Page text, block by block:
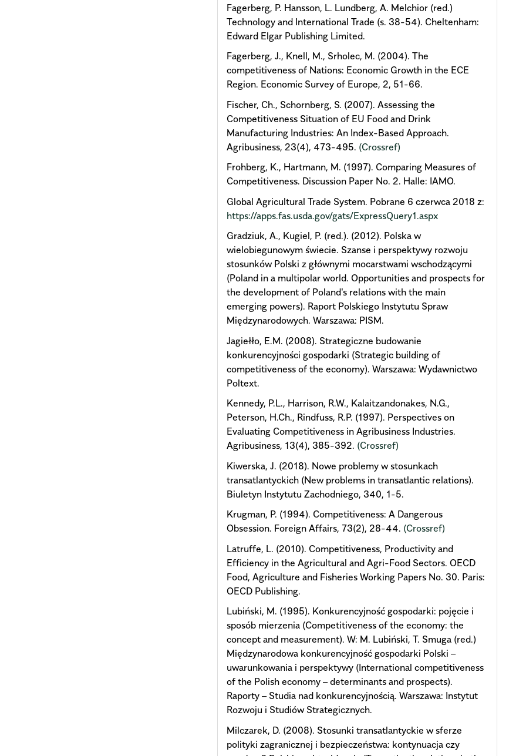
Fagerberg, P. Hansson, L. Lundberg, A. Melchior (red.)
Technology and International Trade (s. 38-54). Cheltenham:
Edward Elgar Publishing Limited.
Fagerberg, J., Knell, M., Srholec, M. (2004). The
competitiveness of Nations: Economic Growth in the ECE
Region. Economic Survey of Europe, 2, 51-66.
Fischer, Ch., Schornberg, S. (2007). Assessing the
Competitiveness Situation of EU Food and Drink
Manufacturing Industries: An Index-Based Approach.
Agribusiness, 23(4), 473-495. (Crossref)
Frohberg, K., Hartmann, M. (1997). Comparing Measures of
Competitiveness. Discussion Paper No. 2. Halle: IAMO.
Global Agricultural Trade System. Pobrane 6 czerwca 2018 z:
https://apps.fas.usda.gov/gats/ExpressQuery1.aspx
Gradziuk, A., Kugiel, P. (red.). (2012). Polska w
wielobiegunowym świecie. Szanse i perspektywy rozwoju
stosunków Polski z głównymi mocarstwami wschodzącymi
(Poland in a multipolar world. Opportunities and prospects for
the development of Poland's relations with the main
emerging powers). Raport Polskiego Instytutu Spraw
Międzynarodowych. Warszawa: PISM.
Jagiełło, E.M. (2008). Strategiczne budowanie
konkurencyjności gospodarki (Strategic building of
competitiveness of the economy). Warszawa: Wydawnictwo
Poltext.
Kennedy, P.L., Harrison, R.W., Kalaitzandonakes, N.G.,
Peterson, H.Ch., Rindfuss, R.P. (1997). Perspectives on
Evaluating Competitiveness in Agribusiness Industries.
Agribusiness, 13(4), 385-392. (Crossref)
Kiwerska, J. (2018). Nowe problemy w stosunkach
transatlantyckich (New problems in transatlantic relations).
Biuletyn Instytutu Zachodniego, 340, 1-5.
Krugman, P. (1994). Competitiveness: A Dangerous
Obsession. Foreign Affairs, 73(2), 28-44. (Crossref)
Latruffe, L. (2010). Competitiveness, Productivity and
Efficiency in the Agricultural and Agri-Food Sectors. OECD
Food, Agriculture and Fisheries Working Papers No. 30. Paris:
OECD Publishing.
Lubiński, M. (1995). Konkurencyjność gospodarki: pojęcie i
sposób mierzenia (Competitiveness of the economy: the
concept and measurement). W: M. Lubiński, T. Smuga (red.)
Międzynarodowa konkurencyjność gospodarki Polski –
uwarunkowania i perspektywy (International competitiveness
of the Polish economy – determinants and prospects).
Raporty – Studia nad konkurencyjnością. Warszawa: Instytut
Rozwoju i Studiów Strategicznych.
Milczarek, D. (2008). Stosunki transatlantyckie w sferze
polityki zagranicznej i bezpieczeństwa: kontynuacja czy